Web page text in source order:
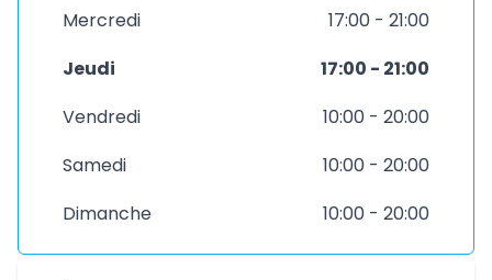
Mercredi
17:00 - 21:00
Jeudi
17:00 - 21:00
Vendredi
10:00 - 20:00
Samedi
10:00 - 20:00
Dimanche
10:00 - 20:00